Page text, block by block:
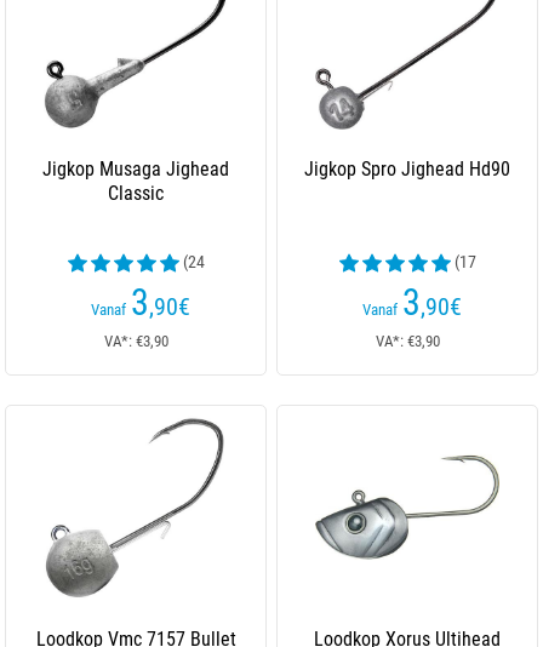
Jigkop Musaga Jighead
Classic
(24
beoordelingen)
Vanaf 3,90€
VA*: €3,90
Jigkop Spro Jighead Hd90
(17
beoordelingen)
Vanaf 3,90€
VA*: €3,90
Loodkop Vmc 7157 Bullet Loodkop Xorus Ultihead